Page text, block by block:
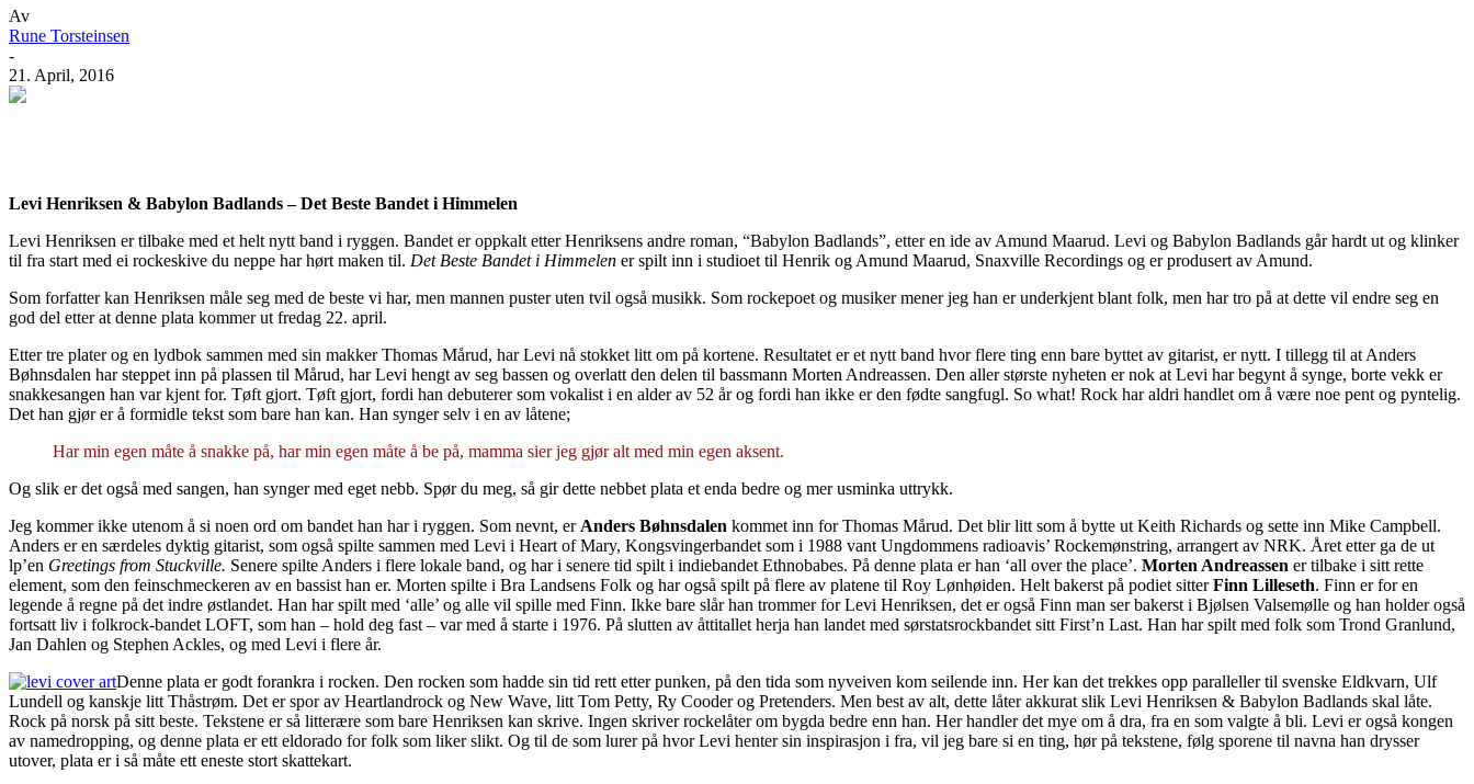
Av
Rune Torsteinsen
-
21. April, 2016
Levi Henriksen & Babylon Badlands – Det Beste Bandet i Himmelen
Levi Henriksen er tilbake med et helt nytt band i ryggen. Bandet er oppkalt etter Henriksens andre roman, “Babylon Badlands”, etter en ide av Amund Maarud. Levi og Babylon Badlands går hardt ut og klinker
til fra start med ei rockeskive du neppe har hørt maken til. Det Beste Bandet i Himmelen er spilt inn i studioet til Henrik og Amund Maarud, Snaxville Recordings og er produsert av Amund.
Som forfatter kan Henriksen måle seg med de beste vi har, men mannen puster uten tvil også musikk. Som rockepoet og musiker mener jeg han er underkjent blant folk, men har tro på at dette vil endre seg en
god del etter at denne plata kommer ut fredag 22. april.
Etter tre plater og en lydbok sammen med sin makker Thomas Mårud, har Levi nå stokket litt om på kortene. Resultatet er et nytt band hvor flere ting enn bare byttet av gitarist, er nytt. I tillegg til at Anders
Bøhnsdalen har steppet inn på plassen til Mårud, har Levi hengt av seg bassen og overlatt den delen til bassmann Morten Andreassen. Den aller største nyheten er nok at Levi har begynt å synge, borte vekk er
snakkesangen han var kjent for. Tøft gjort. Tøft gjort, fordi han debuterer som vokalist i en alder av 52 år og fordi han ikke er den fødte sangfugl. So what! Rock har aldri handlet om å være noe pent og pyntelig.
Det han gjør er å formidle tekst som bare han kan. Han synger selv i en av låtene;
Har min egen måte å snakke på, har min egen måte å be på, mamma sier jeg gjør alt med min egen aksent.
Og slik er det også med sangen, han synger med eget nebb. Spør du meg, så gir dette nebbet plata et enda bedre og mer usminka uttrykk.
Jeg kommer ikke utenom å si noen ord om bandet han har i ryggen. Som nevnt, er Anders Bøhnsdalen kommet inn for Thomas Mårud. Det blir litt som å bytte ut Keith Richards og sette inn Mike Campbell.
Anders er en særdeles dyktig gitarist, som også spilte sammen med Levi i Heart of Mary, Kongsvingerbandet som i 1988 vant Ungdommens radioavis’ Rockemønstring, arrangert av NRK. Året etter ga de ut
lp’en Greetings from Stuckville. Senere spilte Anders i flere lokale band, og har i senere tid spilt i indiebandet Ethnobabes. På denne plata er han ‘all over the place’. Morten Andreassen er tilbake i sitt rette
element, som den feinschmeckeren av en bassist han er. Morten spilte i Bra Landsens Folk og har også spilt på flere av platene til Roy Lønhøiden. Helt bakerst på podiet sitterFinn Lilleseth. Finn er for en
legende å regne på det indre østlandet. Han har spilt med ‘alle’ og alle vil spille med Finn. Ikke bare slår han trommer for Levi Henriksen, det er også Finn man ser bakerst i Bjølsen Valsemølle og han holder også
fortsatt liv i folkrock-bandet LOFT, som han – hold deg fast – var med å starte i 1976. På slutten av åttitallet herja han landet med sørstatsrockbandet sitt First’n Last. Han har spilt med folk som Trond Granlund,
Jan Dahlen og Stephen Ackles, og med Levi i flere år.
Denne plata er godt forankra i rocken. Den rocken som hadde sin tid rett etter punken, på den tida som nyveiven kom seilende inn. Her kan det trekkes opp paralleller til svenske Eldkvarn, Ulf
Lundell og kanskje litt Thåstrøm. Det er spor av Heartlandrock og New Wave, litt Tom Petty, Ry Cooder og Pretenders. Men best av alt, dette låter akkurat slik Levi Henriksen & Babylon Badlands skal låte.
Rock på norsk på sitt beste. Tekstene er så litterære som bare Henriksen kan skrive. Ingen skriver rockelåter om bygda bedre enn han. Her handler det mye om å dra, fra en som valgte å bli. Levi er også kongen
av namedropping, og denne plata er ett eldorado for folk som liker slikt. Og til de som lurer på hvor Levi henter sin inspirasjon i fra, vil jeg bare si en ting, hør på tekstene, følg sporene til navna han drysser
utover, plata er i så måte ett eneste stort skattekart.